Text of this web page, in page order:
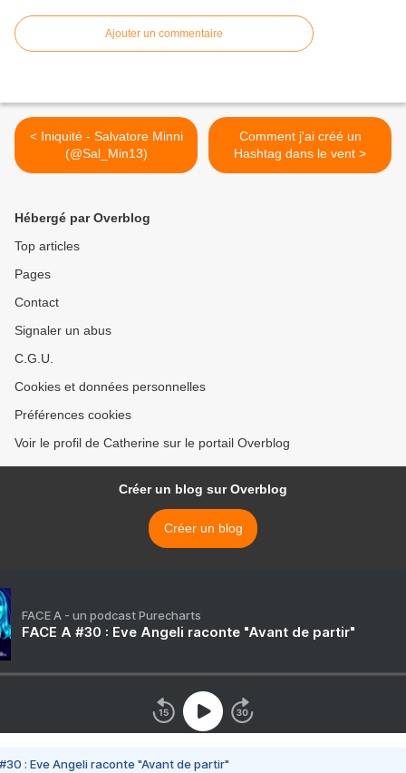
Ajouter un commentaire
< Iniquité - Salvatore Minni
(@Sal_Min13)
Comment j'ai créé un
Hashtag dans le vent >
Hébergé par Overblog
Top articles
Pages
Contact
Signaler un abus
C.G.U.
Cookies et données personnelles
Préférences cookies
Voir le profil de Catherine sur le portail Overblog
Créer un blog sur Overblog
Créer un blog
FACE A - un podcast Purecharts
FACE A #30 : Eve Angeli raconte "Avant de partir"
#30 : Eve Angeli raconte "Avant de partir"